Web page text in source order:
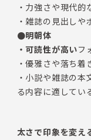
・力強さや現代的
・雑誌の見出しや
●明朝体
・可読性が高いフ
・優雅さや落ち着
・小説や雑誌の
る内容に適してい
太さで印象を変え